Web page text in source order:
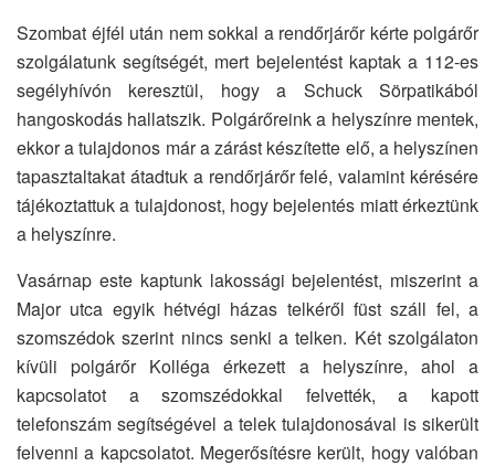
Szombat éjfél után nem sokkal a rendőrjárőr kérte polgárőr
szolgálatunk segítségét, mert bejelentést kaptak a 112-es
segélyhívón keresztül, hogy a Schuck Sörpatikából
hangoskodás hallatszik. Polgárőreink a helyszínre mentek,
ekkor a tulajdonos már a zárást készítette elő, a helyszínen
tapasztaltakat átadtuk a rendőrjárőr felé, valamint kérésére
tájékoztattuk a tulajdonost, hogy bejelentés miatt érkeztünk
a helyszínre.
Vasárnap este kaptunk lakossági bejelentést, miszerint a
Major utca egyik hétvégi házas telkéről füst száll fel, a
szomszédok szerint nincs senki a telken. Két szolgálaton
kívüli polgárőr Kolléga érkezett a helyszínre, ahol a
kapcsolatot a szomszédokkal felvették, a kapott
telefonszám segítségével a telek tulajdonosával is sikerült
felvenni a kapcsolatot. Megerősítésre került, hogy valóban